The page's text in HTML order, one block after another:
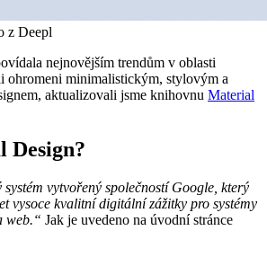
z Deepl
nejnovějším trendům v oblasti
ohromeni minimalistickým, stylovým a
aktualizovali jsme knihovnu Material
Design?
systém vytvořený společností Google, který
vysoce kvalitní digitální zážitky pro systémy
web.“ Jak je uvedeno na úvodní stránce